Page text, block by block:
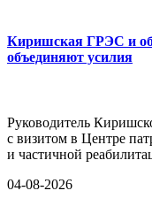
Киришская ГРЭС и
объединяют усилия
Руководитель
с визитом в Центре
и частичной
04-08-2026